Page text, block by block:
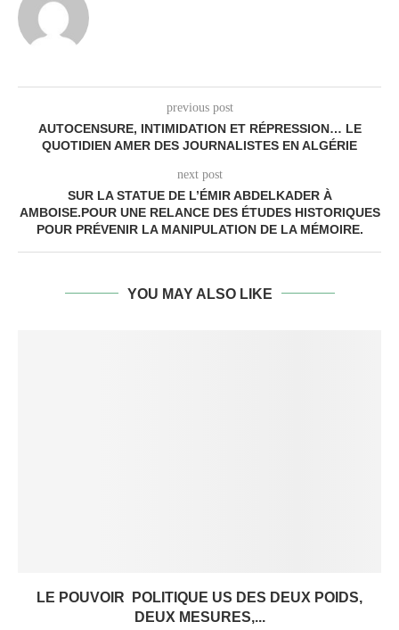
previous post
AUTOCENSURE, INTIMIDATION ET RÉPRESSION… LE
QUOTIDIEN AMER DES JOURNALISTES EN ALGÉRIE
next post
SUR LA STATUE DE L’ÉMIR ABDELKADER À
AMBOISE.POUR UNE RELANCE DES ÉTUDES HISTORIQUES
POUR PRÉVENIR LA MANIPULATION DE LA MÉMOIRE.
YOU MAY ALSO LIKE
LE POUVOIR POLITIQUE US DES DEUX POIDS,
DEUX MESURES,...